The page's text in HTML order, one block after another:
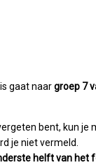
gaat naargroep 7
bent, kun je
je niet vermeld.
helft van het